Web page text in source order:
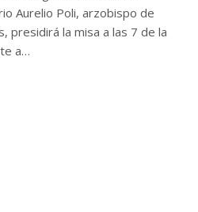
Aurelio Poli, arzobispo de
presidirá la misa a las 7 de la
a…